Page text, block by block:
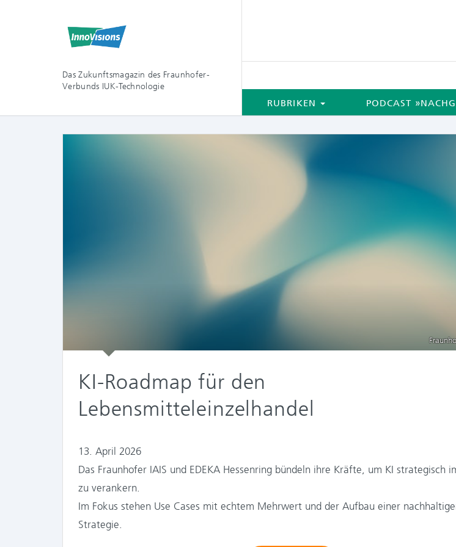
Das Zukunftsmagazin des Fraunhofer-
Verbunds IUK-Technologie
RUBRIKEN PODCAST
KI-Roadmap für den
Lebensmitteleinzelhandel
13. April 2026
Das Fraunhofer IAIS und EDEKA Hessenring bündeln ihre Kräfte, um KI strategisch
zu verankern.
Im Fokus stehen Use Cases mit echtem Mehrwert und der Aufbau einer
Strategie.